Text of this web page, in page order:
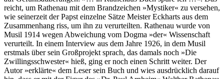
reicht, um Rathenau mit dem Brandzeichen »Mystiker« zu versehen,
wie seinerzeit der Papst einzelne Sätze Meister Eckharts aus dem
Zusammenhang riss, um ihn zu verurteilten. Rathenau wurde von
Musil 1914 wegen Abweichung vom Dogma »der« Wissenschaft
verurteilt. In einem Interview aus dem Jahre 1926, in dem Musil
erstmals über sein Großprojekt sprach, das damals noch »Die
Zwillingsschwester« hieß, ging er noch einen Schritt weiter. Der
Autor »erklärte« dem Leser sein Buch und wies ausdrücklich darauf